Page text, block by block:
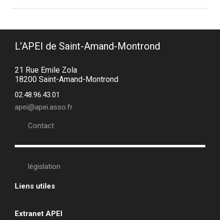
L’APEI de Saint-Amand-Montrond
21 Rue Emile Zola
18200 Saint-Amand-Montrond
02.48.96.43.01
apei@apei.asso.fr
Contact
législation
Liens utiles
Extranet APEI